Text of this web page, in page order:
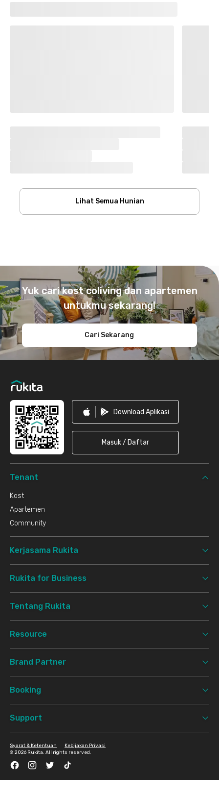
Lihat Semua Hunian
Yuk cari kost coliving dan apartemen
untukmu sekarang!
Cari Sekarang
Download Aplikasi
Masuk / Daftar
Tenant
Kost
Apartemen
Community
Kerjasama Rukita
Rukita for Business
Tentang Rukita
Resource
Brand Partner
Booking
Support
© 2026 Rukita. All rights reserved.
Syarat & Ketentuan Kebijakan Privasi
FacebookInstagramTwitter TikTok